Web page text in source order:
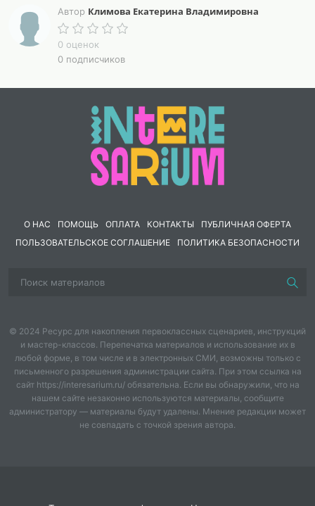
Для поздравленья есть причины.
Ура, защитники страны!
Когда на ваши потасовки
Мы верим: с вашей подготовкой
Страну всегда мы защитим.
Пускай под глазом зацветает
В ученье тяжело бывает,
Врагам там будет не до смеха:
Что, побросав свои доспехи,
Побегут во все концы.
Мы мальчишек поздравляем
И здоровья им желаем.
Автор Климова Екатерина Владимировна
0 оценок
0 подписчиков
О НАС ПОМОЩЬ ОПЛАТА КОНТАКТЫ
ПУБЛИЧНАЯ ОФЕРТА
ПОЛЬЗОВАТЕЛЬСКОЕ СОГЛАШЕНИЕ
ПОЛИТИКА БЕЗОПАСНОСТИ
© 2024 Ресурс для накопления первоклассных сценариев, инструкций
и мастер-классов. Перепечатка материалов и использование их в
любой форме, в том числе и в электронных СМИ, возможны только с
письменного разрешения администрации сайта. При этом ссылка на
сайт https://interesarium.ru/ обязательна. Если вы обнаружили, что на
нашем сайте незаконно используются материалы, сообщите
администратору — материалы будут удалены. Мнение редакции может
не совпадать с точкой зрения автора.